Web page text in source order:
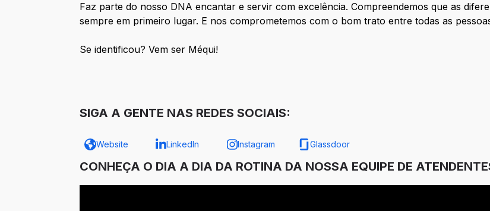
Faz parte do nosso DNA encantar e servir com excelência. Compreendemos que as
sempre em primeiro lugar. E nos comprometemos com o bom trato entre todas as
Se identificou? Vem ser Méqui!
SIGA A GENTE NAS REDES SOCIAIS:
Website LinkedIn Instagram Glassdoor
CONHEÇA O DIA A DIA DA ROTINA DA NOSSA EQUIPE DE